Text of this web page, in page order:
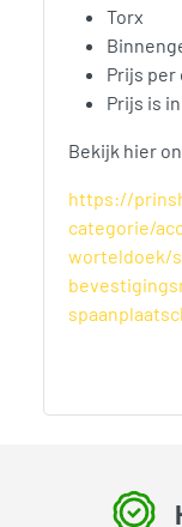
Torx
Prijs per
Prijs is
Bekijk hier
https://
categorie/
worteldoek/